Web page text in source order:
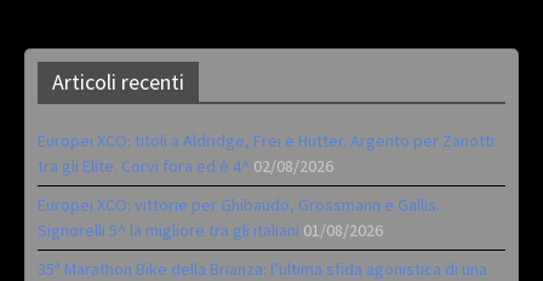
Articoli recenti
Europei XCO: titoli a Aldridge, Frei e Hutter. Argento per Zanotti
tra gli Elite. Corvi fora ed è 4^ 02/08/2026
Europei XCO: vittorie per Ghibaudo, Grossmann e Gallis.
Signorelli 5^ la migliore tra gli italiani 01/08/2026
35ª Marathon Bike della Brianza: l’ultima sfida agonistica di una